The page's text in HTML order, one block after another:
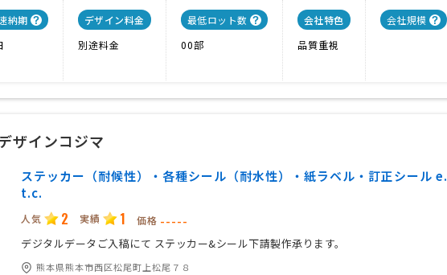
納期
デザイン料金
別途料金
最低ロット数
00部
会社特色
品質重視
会社規模
ザインコジマ
ステッカー（耐候性）・各種シール（耐水性）・紙ラベル・訂正シール e.
t.c.
人気 2 実績 1 価格 -----
デジタルデータご入稿にて ステッカー&シール下請製作承ります。
熊本県熊本市西区松尾町上松尾７８